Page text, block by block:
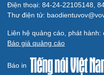
Điện thoại: 84-24-22105148,
Thư điện tử:
Liên hệ quảng cáo, phát hành:
Báo giá quảng cáo
Báo in